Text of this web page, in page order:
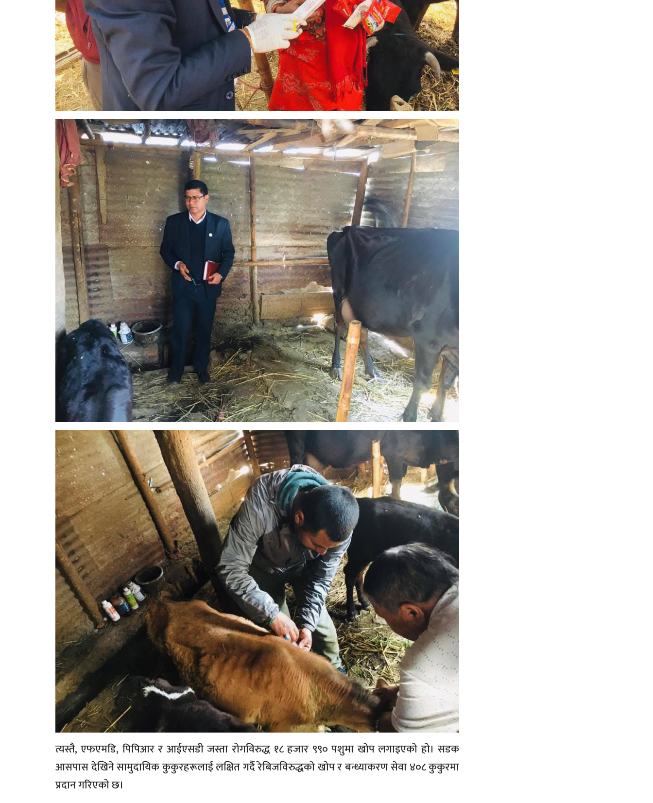
त्यस्तै, एफएमडि, पिपिआर र आईएसडी जस्ता रोगविरुद्ध १८ हजार ९९० पशुमा खोप लगाइएको हो। सडक
आसपास देखिने सामुदायिक कुकुरहरूलाई लक्षित गर्दै रेबिजविरुद्धको खोप र बन्ध्याकरण सेवा ४०८ कुकुरमा
प्रदान गरिएको छ।